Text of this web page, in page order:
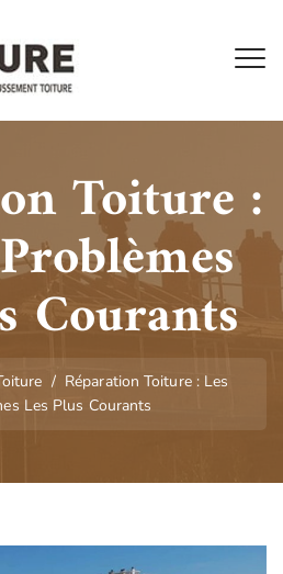
Toiture :
Courants
/ Réparation Toiture : Les
Les Plus Courants